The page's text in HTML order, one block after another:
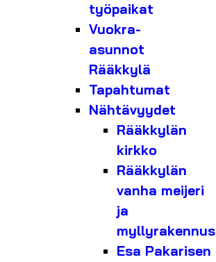
työpaikat
Vuokra-
asunnot
Rääkkylä
Tapahtumat
Nähtävyydet
Rääkkylän
kirkko
Rääkkylän
vanha meijeri
ja
myllyrakennus
Esa Pakarisen